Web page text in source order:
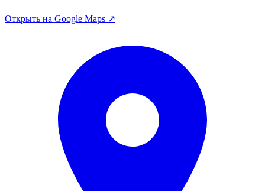
Открыть на Google Maps ↗